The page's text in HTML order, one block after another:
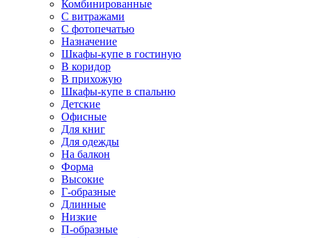
Комбинированные
С витражами
С фотопечатью
Назначение
Шкафы-купе в гостиную
В коридор
В прихожую
Шкафы-купе в спальню
Детские
Офисные
Для книг
Для одежды
На балкон
Форма
Высокие
Г-образные
Длинные
Низкие
П-образные